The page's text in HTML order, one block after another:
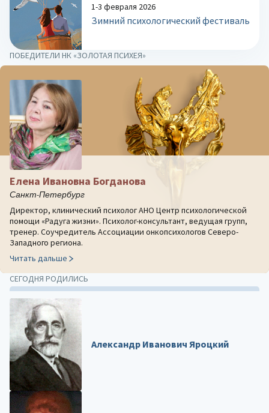
1-3 февраля 2026
Зимний психологический фестиваль
ПОБЕДИТЕЛИ НК «ЗОЛОТАЯ ПСИХЕЯ»
Елена Ивановна Богданова
Санкт-Петербург
Директор, клинический психолог АНО Центр психологической
помощи «Радуга жизни». Психолог-консультант, ведущая групп,
тренер. Соучредитель Ассоциации онкопсихологов Северо-
Западного региона.
Читать дальше
СЕГОДНЯ РОДИЛИСЬ
Александр Иванович Яроцкий